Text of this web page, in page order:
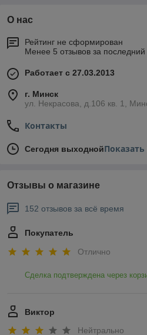
О нас
Рейтинг не сформирован
Менее 5 отзывов за последний
Работает с 27.03.2013
г. Минск
ул. Некрасова, д.106 кв. 1,
Контакты
Сегодня выходной
Отзывы о магазине
152 отзывов за всё время
Покупатель
Отлично
Сделка подтверждена через
Виктор
Нейтрально